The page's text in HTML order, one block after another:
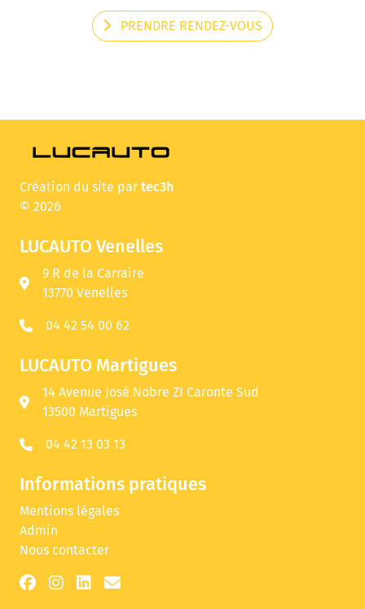
PRENDRE RENDEZ-VOUS
Création du site par tec3h
© 2026
LUCAUTO Venelles
9 R de la Carraire
13770 Venelles
04 42 54 00 62
LUCAUTO Martigues
14 Avenue José Nobre ZI Caronte Sud
13500 Martigues
04 42 13 03 13
Informations pratiques
Mentions légales
Admin
Nous contacter